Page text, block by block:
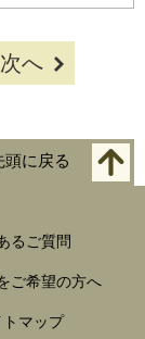
次へ
頭に戻る
るご質問
ご希望の方へ
トマップ